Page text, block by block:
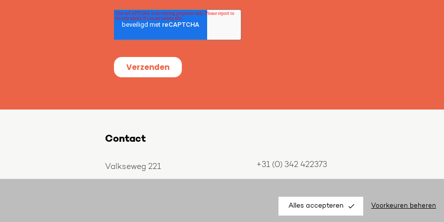
Contact
Valkseweg 221 +31 (0) 342 422373
Kvk 54265940Alles accepteren Voorkeuren beheren